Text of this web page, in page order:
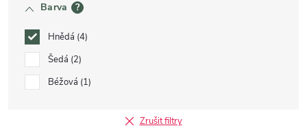
Barva ?
Hnědá 4
Šedá 2
Béžová 1
Zrušit filtry